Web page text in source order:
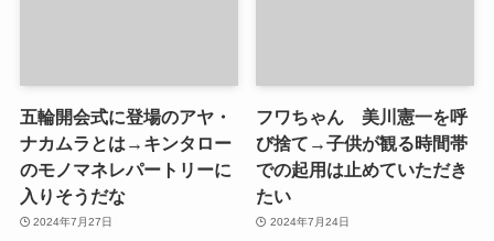
五輪開会式に登場のアヤ・
ナカムラとは→キンタロー
のモノマネレパートリーに
入りそうだな
2024年7月27日
フワちゃん 美川憲一を呼
び捨て→子供が観る時間帯
での起用は止めていただき
たい
2024年7月24日